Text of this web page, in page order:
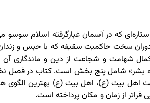
که در آسمان غبارگرفته اسلام سوسو
سخت حاکمیت سقیفه که با حبس و زندان
با کمال شهامت و شجاعت از دین و
بشر» شامل پنج بخش است. کتاب در فصل
اهل بیت (ع)، اهل بیت (ع) بهترین الگوی
از زمان و مکان پرداخته است.